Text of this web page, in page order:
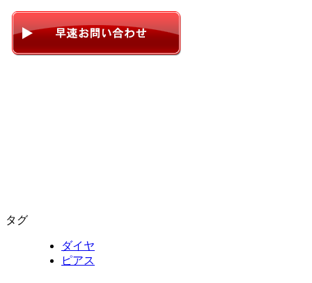
タグ
ダイヤ
ピアス